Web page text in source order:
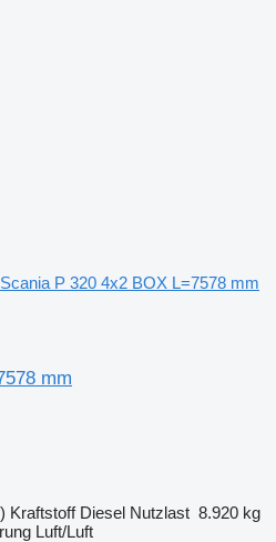
Scania P 320 4x2 BOX L=7578 mm
mm
Kraftstoff Diesel Nutzlast 8.920 kg
Luft/Luft